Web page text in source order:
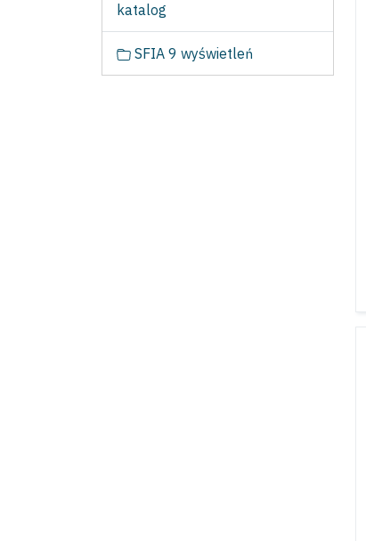
katalog
SFIA 9 wyświetleń